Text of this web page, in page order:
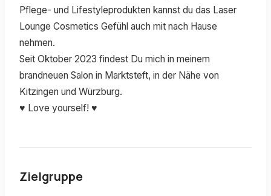
Pflege- und Lifestyleprodukten kannst du das Laser
Lounge Cosmetics Gefühl auch mit nach Hause
nehmen.
Seit Oktober 2023 findest Du mich in meinem
brandneuen Salon in Marktsteft, in der Nähe von
Kitzingen und Würzburg.
♥ Love yourself! ♥
Zielgruppe